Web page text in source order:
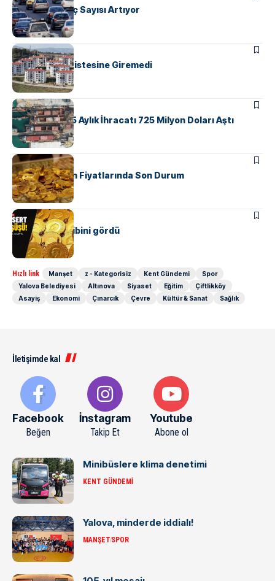
Yalova’da Araç Sayısı Artıyor
EKONOMI
Yalova, TOKİ Listesine Giremedi
EKONOMI
Yalova’nın İlk 5 Aylık İhracatı 725 Milyon Doları Aştı
EKONOMI
Yalova’da Altın Fiyatlarında Son Durum
EKONOMI
Altın iki ayın dibini gördü
Hızlı link Manşet z - Kategorisiz Kent Gündemi
Spor
Yalova Belediyesi
Altınova Siyaset Eğitim
Çiftlikköy
Asayiş
Ekonomi Çınarcık Çevre Kültür & Sanat Sağlık
İletişimde kal
Facebook
Beğen
İnstagram
Takip Et
Youtube
Abone ol
Minibüslere klima denetimi
KENT GÜNDEMI
Yalova, minderde iddialı!
MANŞETSPOR